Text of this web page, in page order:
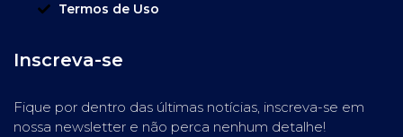
Termos de Uso
Inscreva-se
Fique por dentro das últimas notícias, inscreva-se em
nossa newsletter e não perca nenhum detalhe!